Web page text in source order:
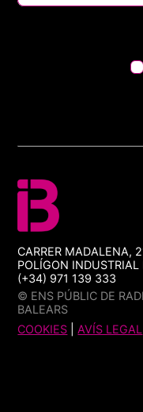
CARRER MADALENA,
POLÍGON
(+34) 971 139 333
© ENS PÚBLIC DE
BALEARS
COOKIES |AVÍS LEGAL